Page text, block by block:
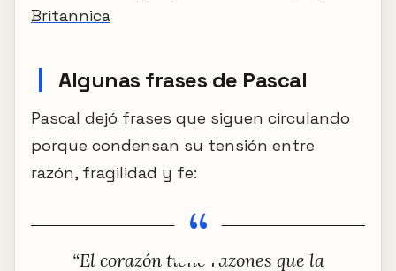
Britannica
Algunas frases de Pascal
Pascal dejó frases que siguen circulando
porque condensan su tensión entre
razón, fragilidad y fe:
“El corazón tiene razones que la